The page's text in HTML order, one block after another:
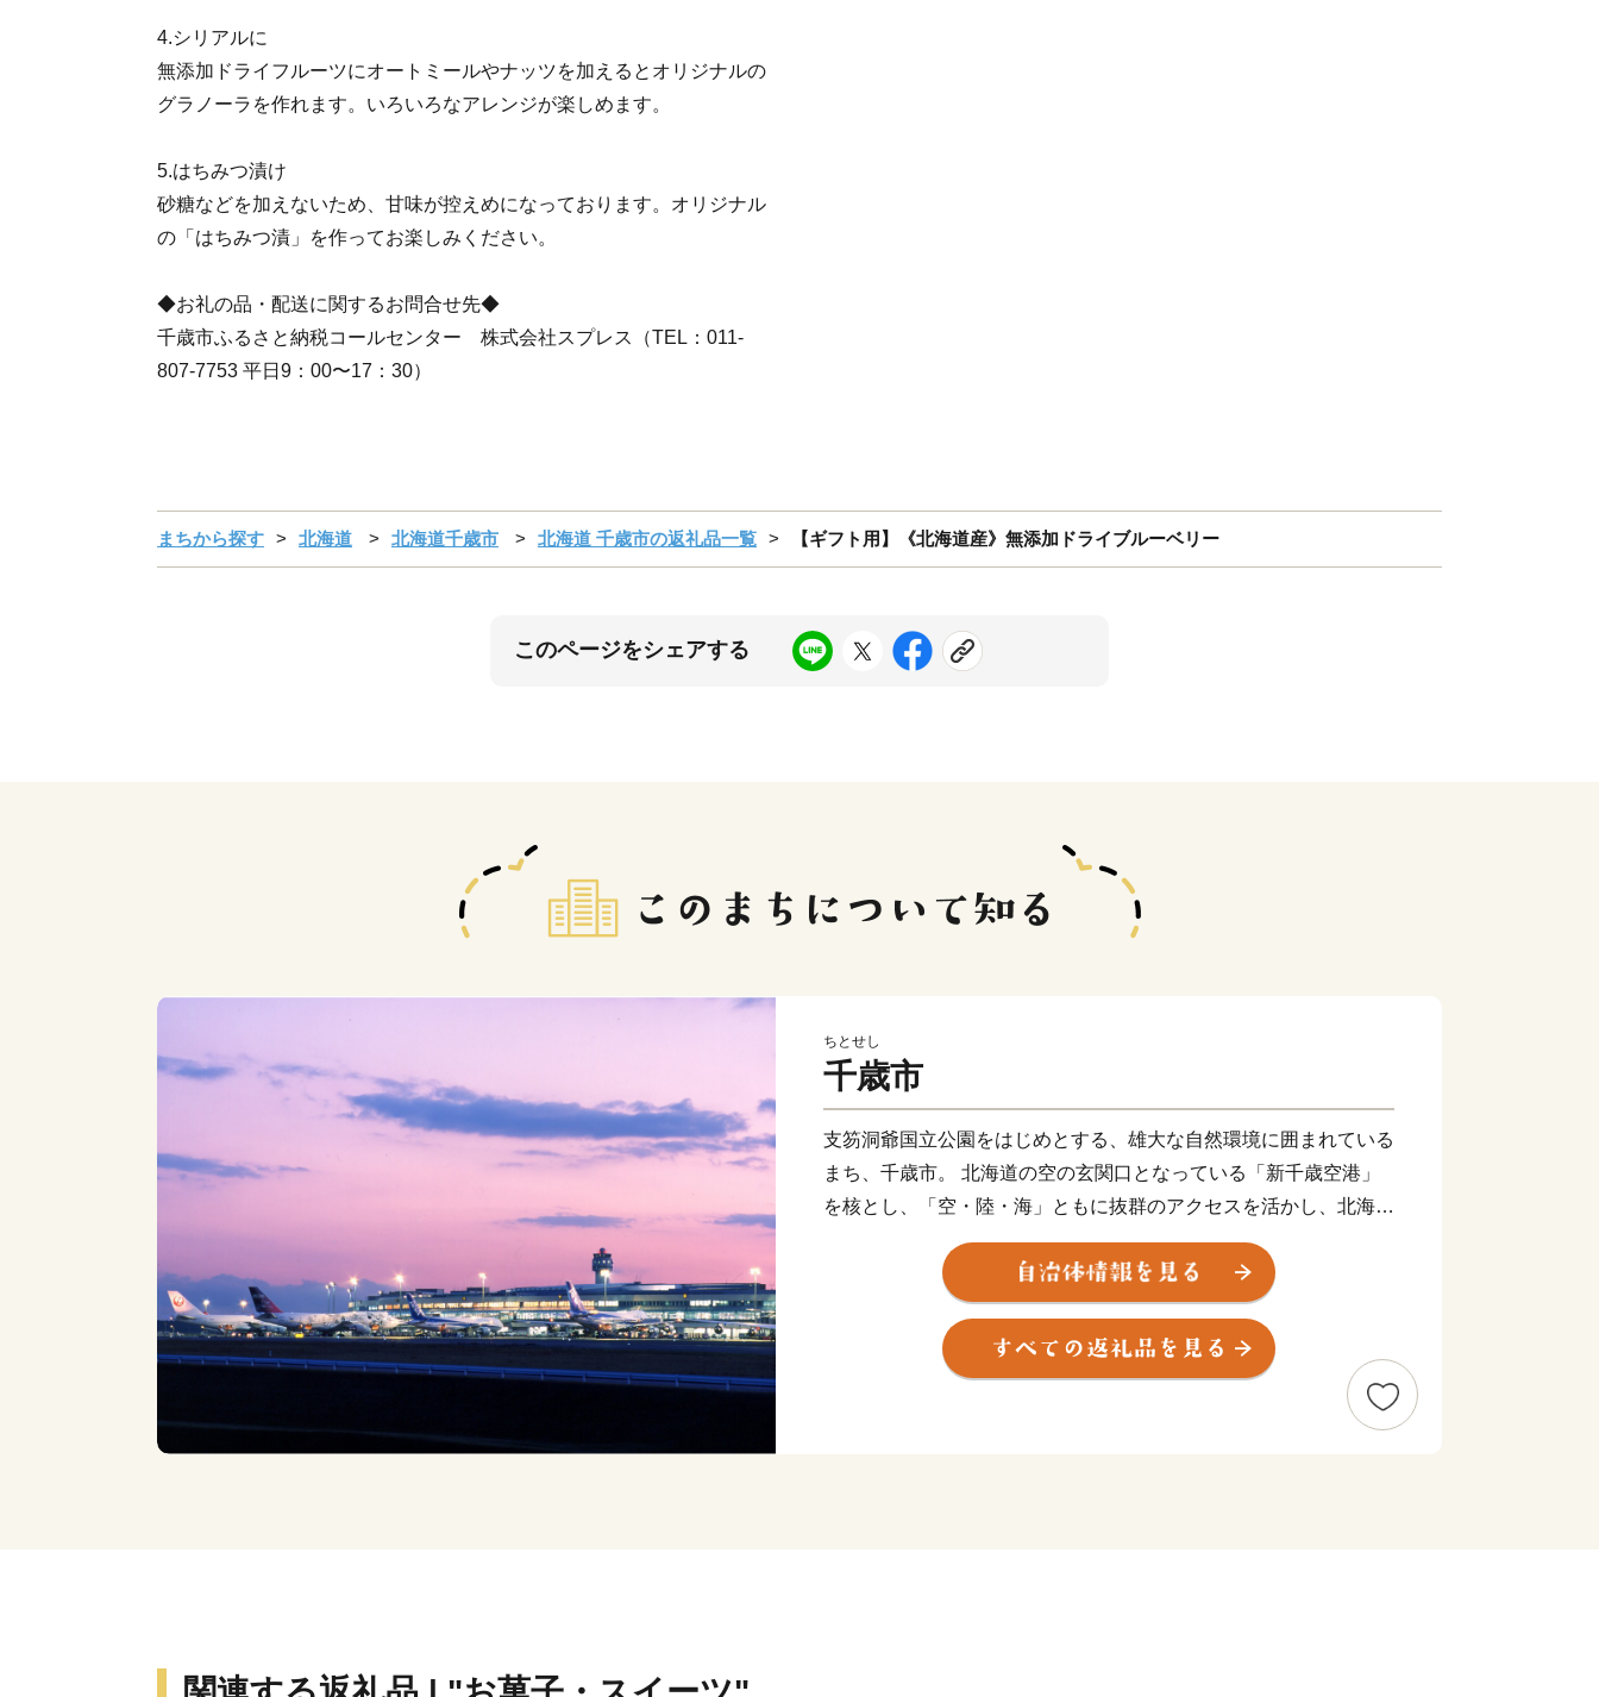
4.シリアルに
無添加ドライフルーツにオートミールやナッツを加えるとオリジナルの
グラノーラを作れます。いろいろなアレンジが楽しめます。
5.はちみつ漬け
砂糖などを加えないため、甘味が控えめになっております。オリジナル
の「はちみつ漬」を作ってお楽しみください。
◆お礼の品・配送に関するお問合せ先◆
千歳市ふるさと納税コールセンター 株式会社スプレス（TEL：011-
807-7753 平日9：00〜17：30）
まちから探す 北海道 北海道千歳市 北海道 千歳市の返礼品一覧 【ギフト用】《北海道産》無添加ドライブルーベリー
このページをシェアする
ちとせし
千歳市
支笏洞爺国立公園をはじめとする、雄大な自然環境に囲まれている
まち、千歳市。 北海道の空の玄関口となっている「新千歳空港」
を核とし、「空・陸・海」ともに抜群のアクセスを活かし、北海道
の観光拠点となっています。 また、市内11カ所の工業団地には、
多くの企業が立地しているほか、石狩管内一の生産額を誇る農業地
域が広がり、自然や産業、そして都市環境が調和しており、今な
お、成長を続けています。